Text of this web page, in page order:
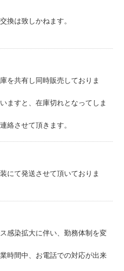
換は致しかねます。
を共有し同時販売しておりま
ますと、在庫切れとなってしま
絡させて頂きます。
にて発送させて頂いておりま
感染拡大に伴い、勤務体制を変
時間中、お電話での対応が出来